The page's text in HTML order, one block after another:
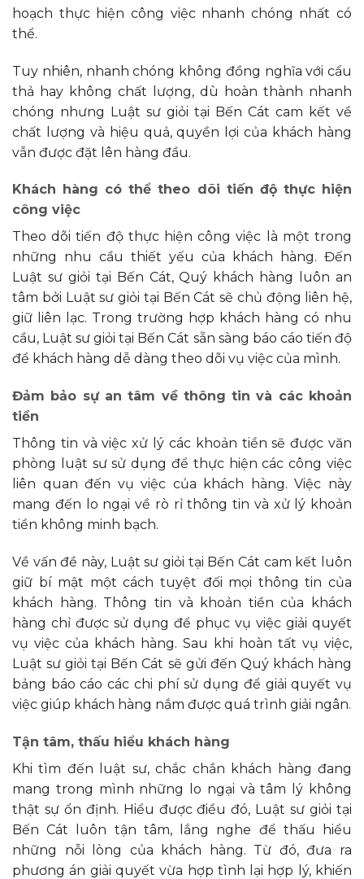
hoạch thực hiện công việc nhanh chóng nhất có
thể.
Tuy nhiên, nhanh chóng không đồng nghĩa với cẩu
thả hay không chất lượng, dù hoàn thành nhanh
chóng nhưng Luật sư giỏi tại Bến Cát cam kết về
chất lượng và hiệu quả, quyền lợi của khách hàng
vẫn được đặt lên hàng đầu.
Khách hàng có thể theo dõi tiến độ thực hiện
công việc
Theo dõi tiến độ thực hiện công việc là một trong
những nhu cầu thiết yếu của khách hàng. Đến
Luật sư giỏi tại Bến Cát, Quý khách hàng luôn an
tâm bởi Luật sư giỏi tại Bến Cát sẽ chủ động liên hệ,
giữ liên lạc. Trong trường hợp khách hàng có nhu
cầu, Luật sư giỏi tại Bến Cát sẵn sàng báo cáo tiến độ
để khách hàng dễ dàng theo dõi vụ việc của mình.
Đảm bảo sự an tâm về thông tin và các khoản
tiền
Thông tin và việc xử lý các khoản tiền sẽ được văn
phòng luật sư sử dụng để thực hiện các công việc
liên quan đến vụ việc của khách hàng. Việc này
mang đến lo ngại về rò rỉ thông tin và xử lý khoản
tiền không minh bạch.
Về vấn đề này, Luật sư giỏi tại Bến Cát cam kết luôn
giữ bí mật một cách tuyệt đối mọi thông tin của
khách hàng. Thông tin và khoản tiền của khách
hàng chỉ được sử dụng để phục vụ việc giải quyết
vụ việc của khách hàng. Sau khi hoàn tất vụ việc,
Luật sư giỏi tại Bến Cát sẽ gửi đến Quý khách hàng
bảng báo cáo các chi phí sử dụng để giải quyết vụ
việc giúp khách hàng nắm được quá trình giải ngân.
Tận tâm, thấu hiểu khách hàng
Khi tìm đến luật sư, chắc chắn khách hàng đang
mang trong mình những lo ngại và tâm lý không
thật sự ổn định. Hiểu được điều đó, Luật sư giỏi tại
Bến Cát luôn tận tâm, lắng nghe để thấu hiểu
những nỗi lòng của khách hàng. Từ đó, đưa ra
phương án giải quyết vừa hợp tình lại hợp lý, khiến